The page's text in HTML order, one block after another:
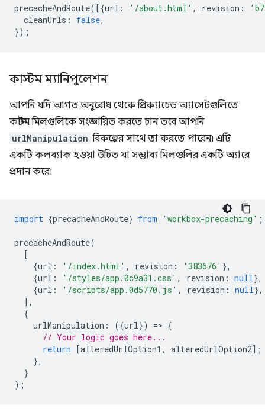
precacheAndRoute([{url : '/about.html' , revision :
cleanUrls : false,
});
কাস্টম ম্যানিপুলেশন
আপনি যদি আগত অনুরোধ থেকে প্রিক্যাচেড অ্যাসেটগুলিতে
কাস্টম মিলগুলিকে সংজ্ঞায়িত করতে চান তবে আপনি
urlManipulation বিকল্পের সাথে তা করতে পারেন৷ এটি
একটি কলব্যাক হওয়া উচিত যা সম্ভাব্য মিলগুলির একটি অ্যারে
প্রদান করে৷
import {precacheAndRoute} from 'workbox-precaching' ;
precacheAndRoute(
[
{url : '/index.html' , revision : '383676' },
{url : '/styles/app.0c9a31.css' , revision : null},
{url : '/scripts/app.0d5770.js' , revision : null},
],
{
urlManipulation : ({url}) => {
// Your logic goes here...
return [alteredUrlOption1 , alteredUrlOption2];
},
}
);